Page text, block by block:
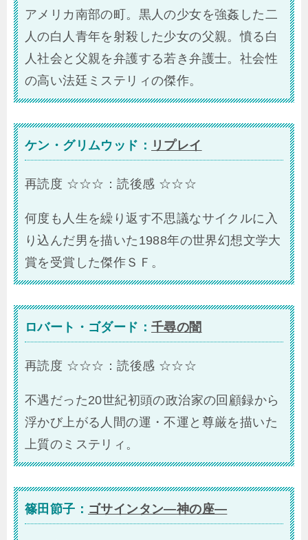
アメリカ南部の町。黒人の少女を強姦した二
人の白人青年を射殺した少女の父親。憤る白
人社会と父親を弁護する若き弁護士。社会性
の高い法廷ミステリィの傑作。
ケン・グリムウッド： リプレイ
再読度 ☆☆☆：読後感 ☆☆☆
何度も人生を繰り返す不思議なサイクルに入
り込んだ男を描いた1988年の世界幻想文学大
賞を受賞した傑作ＳＦ。
ロバート・ゴダード： 千尋の闇
再読度 ☆☆☆：読後感 ☆☆☆
不遇だった20世紀初頭の政治家の回顧録から
浮かび上がる人間の運・不運と尊厳を描いた
上質のミステリィ。
篠田節子： ゴサインタン―神の座―